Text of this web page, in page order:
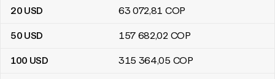
20 USD 63 072,81 COP
50 USD 157 682,02 COP
100 USD 315 364,05 COP